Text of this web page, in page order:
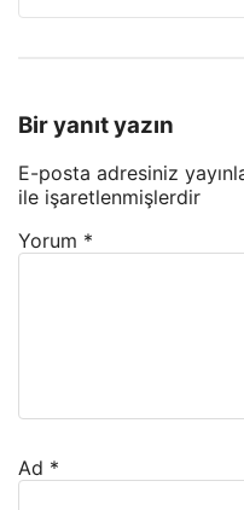
Bir yanıt yazın
E-posta adresiniz
ile işaretlenmişlerdir
Yorum *
Ad *